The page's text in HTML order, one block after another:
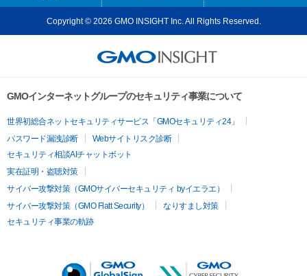
Copyright © 2026 GMO INSIGHT Inc. All Rights Reserved.
GMOインターネットグループのセキュリティ事業について
世界初総合ネットセキュリティサービス「GMOセキュリティ24」
パスワード漏洩診断
Webサイトリスク診断
セキュリティ相談AIチャットボット
実在証明・盗聴対策
サイバー攻撃対策（GMOサイバーセキュリティ byイエラエ）
サイバー攻撃対策（GMO Flatt Security）
なりすまし対策
セキュリティ事業の軌跡